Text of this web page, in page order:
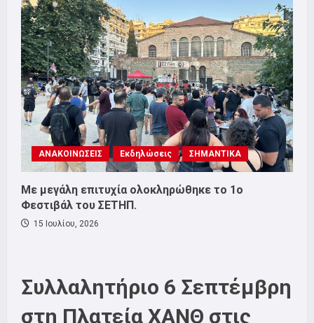
ΑΝΑΚΟΙΝΩΣΕΙΣ Εκδηλώσεις ΣΗΜΑΝΤΙΚΑ
Με μεγάλη επιτυχία ολοκληρώθηκε το 1ο
Φεστιβάλ του ΣΕΤΗΠ.
15 Ιουλίου, 2026
Συλλαλητήριο 6 Σεπτέμβρη
στη Πλατεία ΧΑΝΘ στις